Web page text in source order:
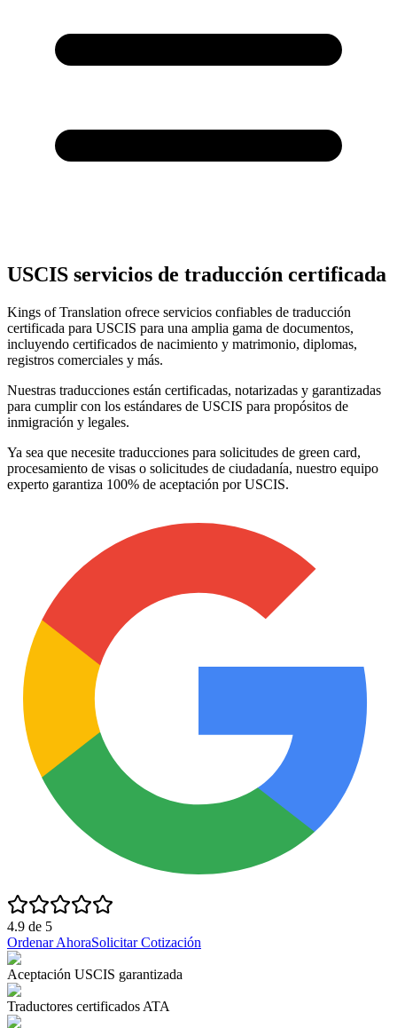
USCIS servicios de traducción certificada
Kings of Translation ofrece servicios confiables de traducción
certificada para USCIS para una amplia gama de documentos,
incluyendo certificados de nacimiento y matrimonio, diplomas,
registros comerciales y más.
Nuestras traducciones están certificadas, notarizadas y garantizadas
para cumplir con los estándares de USCIS para propósitos de
inmigración y legales.
Ya sea que necesite traducciones para solicitudes de green card,
procesamiento de visas o solicitudes de ciudadanía, nuestro equipo
experto garantiza 100% de aceptación por USCIS.
4.9 de 5
Ordenar AhoraSolicitar Cotización
Aceptación USCIS garantizada
Traductores certificados ATA